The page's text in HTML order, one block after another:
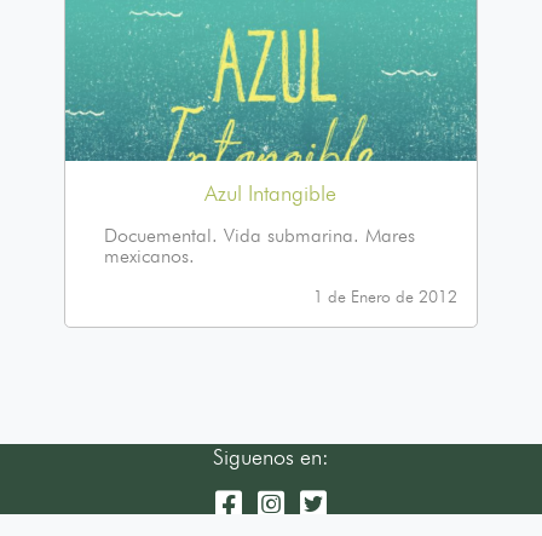
Azul Intangible
Docuemental. Vida submarina. Mares
mexicanos.
1 de Enero de 2012
Siguenos en: